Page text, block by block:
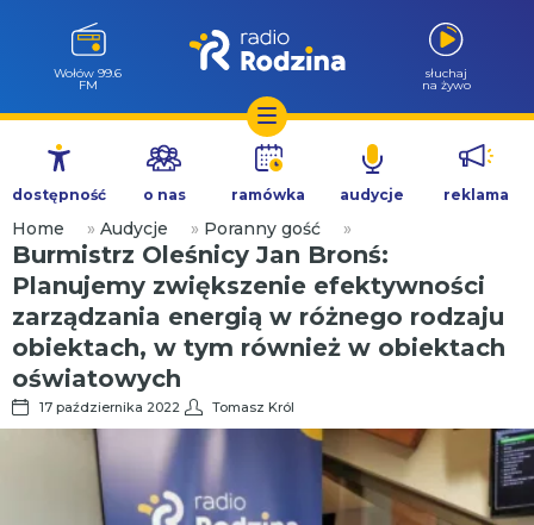
Przejdź
treści
Wołów 99.6
FM
słuchaj
na żywo
dostępność o nas ramówka audycje reklama
Home » Audycje » Poranny gość »
Burmistrz Oleśnicy Jan Bronś:
Planujemy zwiększenie efektywności
zarządzania energią w różnego rodzaju
obiektach, w tym również w obiektach
oświatowych
17 października 2022 Tomasz Król